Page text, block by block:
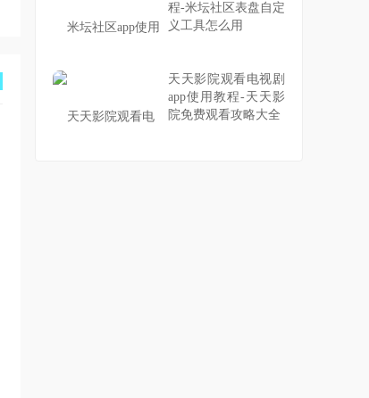
程-米坛社区表盘自定
义工具怎么用
天天影院观看电视剧
app使用教程-天天影
院免费观看攻略大全